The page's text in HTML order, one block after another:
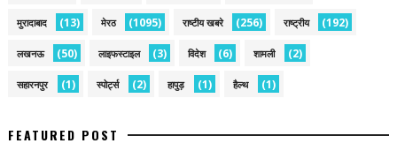
मुरादाबाद (13) मेरठ (1095) राष्टीय खबरे (256) राष्ट्रीय (192)
लखनऊ (50) लाइफस्टाइल (3) विदेश (6) शामली (2)
सहारनपुर (1) स्पोर्ट्स (2) हापुड़ (1) हैल्थ (1)
FEATURED POST